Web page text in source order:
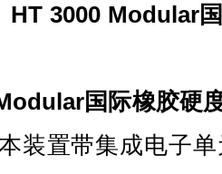
HT 3000 Modular
国际橡胶硬
装置带集成电子